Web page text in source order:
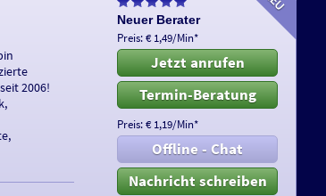
2006!
Neuer Berater
Preis: € 1,49/Min*
Jetzt anrufen
Termin-Beratung
Preis: € 1,19/Min*
Offline - Chat
Nachricht schreiben